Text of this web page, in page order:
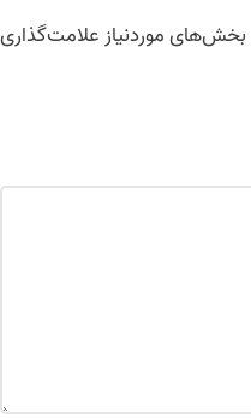
بخش‌های موردنیاز علامت‌گذاری